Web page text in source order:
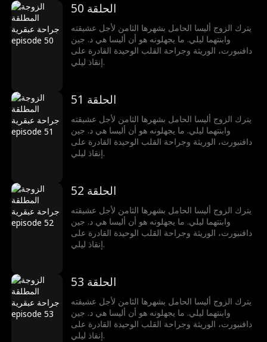
الحلقة 50
يترك الزوج أليسا الحامل بشهرها الثامن لأجل عشيقته
وابنتهما ليلي. ما يجهلونه هو أن أليسا هي د. جين
دافنبورت، الوريثة وجراحة القلب الوحيدة القادرة على
إنقاذ ليلي.
الحلقة 51
يترك الزوج أليسا الحامل بشهرها الثامن لأجل عشيقته
وابنتهما ليلي. ما يجهلونه هو أن أليسا هي د. جين
دافنبورت، الوريثة وجراحة القلب الوحيدة القادرة على
إنقاذ ليلي.
الحلقة 52
يترك الزوج أليسا الحامل بشهرها الثامن لأجل عشيقته
وابنتهما ليلي. ما يجهلونه هو أن أليسا هي د. جين
دافنبورت، الوريثة وجراحة القلب الوحيدة القادرة على
إنقاذ ليلي.
الحلقة 53
يترك الزوج أليسا الحامل بشهرها الثامن لأجل عشيقته
وابنتهما ليلي. ما يجهلونه هو أن أليسا هي د. جين
دافنبورت، الوريثة وجراحة القلب الوحيدة القادرة على
إنقاذ ليلي.